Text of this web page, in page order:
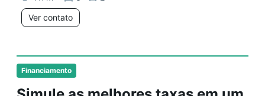
Financiamento
Ver contato